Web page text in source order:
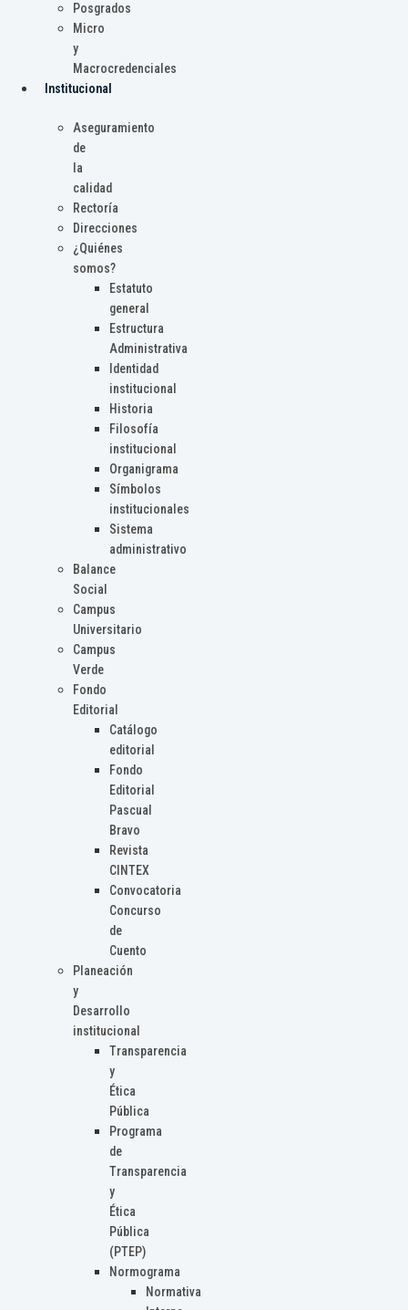
Posgrados
Micro
y
Macrocredenciales
Institucional
Aseguramiento
de
la
calidad
Rectoría
Direcciones
¿Quiénes
somos?
Estatuto
general
Estructura
Administrativa
Identidad
institucional
Historia
Filosofía
institucional
Organigrama
Símbolos
institucionales
Sistema
administrativo
Balance
Social
Campus
Universitario
Campus
Verde
Fondo
Editorial
Catálogo
editorial
Fondo
Editorial
Pascual
Bravo
Revista
CINTEX
Convocatoria
Concurso
de
Cuento
Planeación
y
Desarrollo
institucional
Transparencia
y
Ética
Pública
Programa
de
Transparencia
y
Ética
Pública
(PTEP)
Normograma
Normativa